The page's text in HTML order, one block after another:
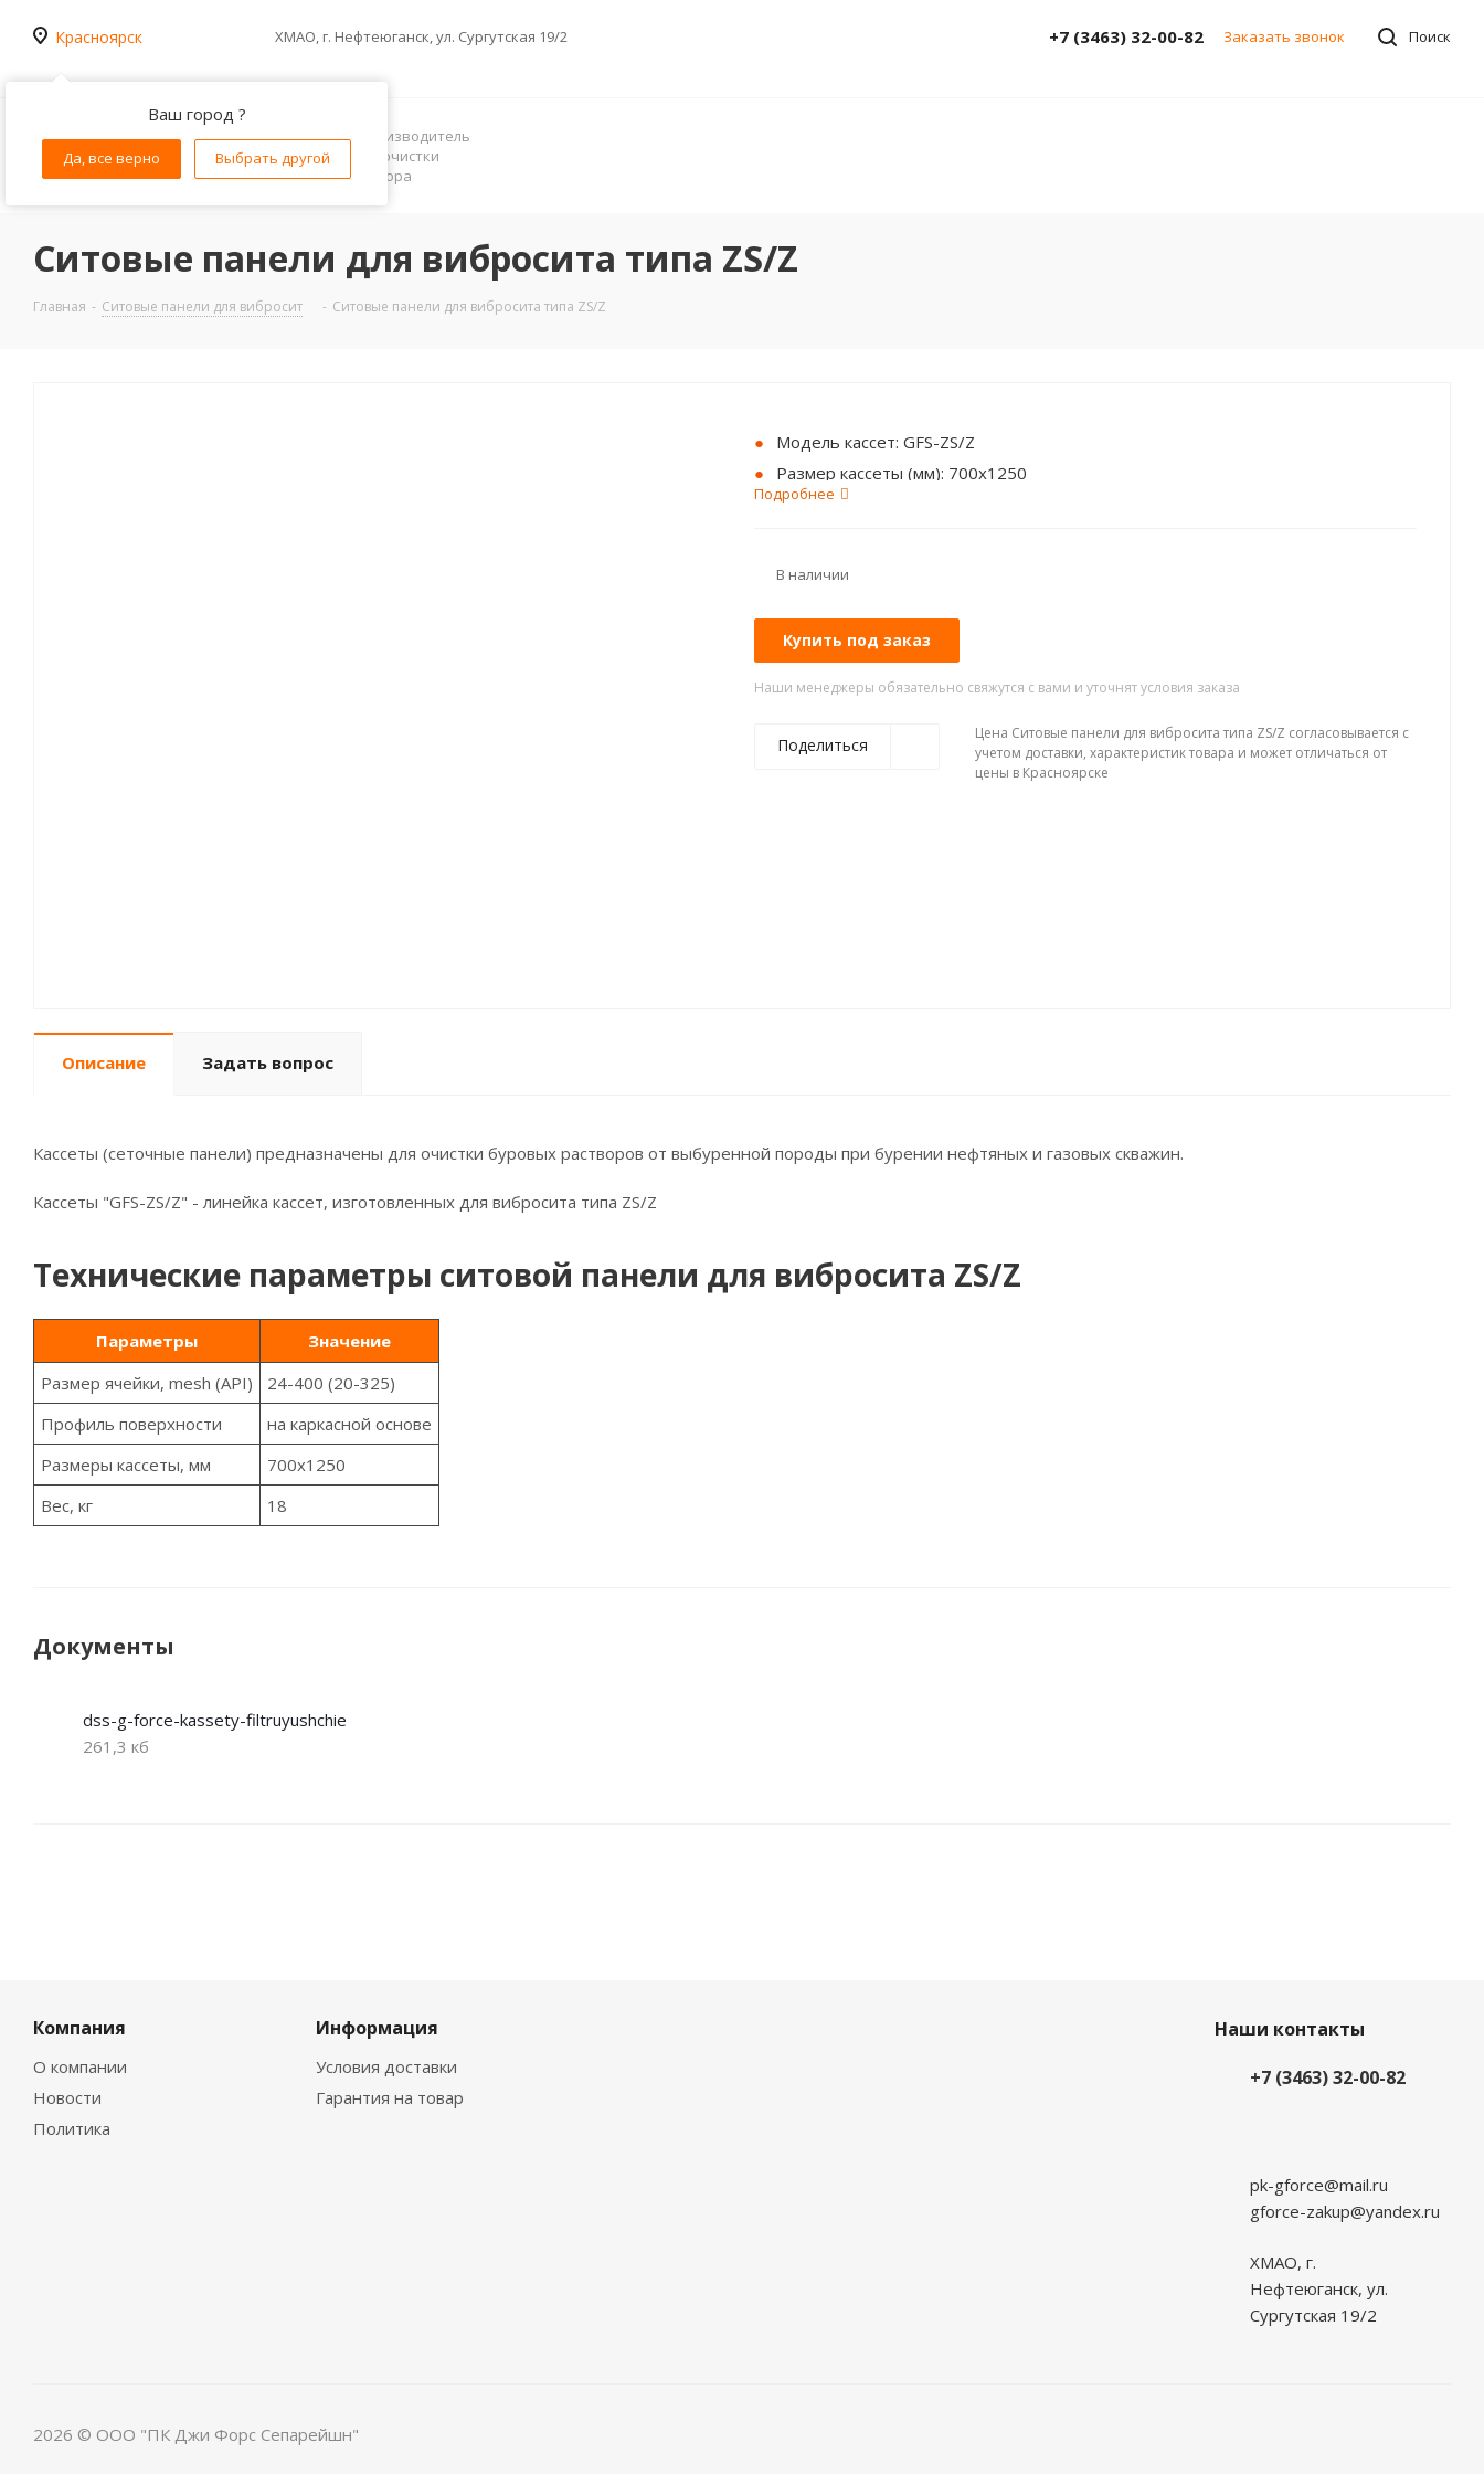
Красноярск
Ваш город ?
Да, все верно Выбрать другой
ХМАО, г. Нефтеюганск, ул. Сургутская 19/2 Поиск
+7 (3463) 32-00-82 Заказать звонок
Российский производитель
оборудования очистки
бурового раствора
Ситовые панели для вибросита типа ZS/Z
Главная - Ситовые панели для вибросит - Ситовые панели для вибросита типа ZS/Z
Модель кассет: GFS-ZS/Z
Размер кассеты (мм): 700x1250
На каркасной основе, трехслойная
Подробнее
В наличии
Купить под заказ
Наши менеджеры обязательно свяжутся с вами и уточнят условия заказа
Поделиться
Цена Ситовые панели для вибросита типа ZS/Z согласовывается с
учетом доставки, характеристик товара и может отличаться от
цены в Красноярске
Описание Задать вопрос
Кассеты (сеточные панели) предназначены для очистки буровых растворов от выбуренной породы при бурении нефтяных и газовых скважин.
Кассеты "GFS-ZS/Z" - линейка кассет, изготовленных для вибросита типа ZS/Z
Технические параметры ситовой панели для вибросита ZS/Z
Параметры
Значение
Размер ячейки, mesh (API)
24-400 (20-325)
Профиль поверхности
на каркасной основе
Размеры кассеты, мм
700x1250
Вес, кг
18
Документы
dss-g-force-kassety-filtruyushchie
261,3 кб
Компания
О компании
Новости
Политика
Информация
Условия доставки
Гарантия на товар
Наши контакты
+7 (3463) 32-00-82
pk-gforce@mail.ru
gforce-zakup@yandex.ru
ХМАО, г.
Нефтеюганск, ул.
Сургутская 19/2
2026 © ООО "ПК Джи Форс Сепарейшн"